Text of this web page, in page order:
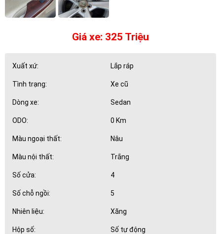
Giá xe: 325 Triệu
Xuất xứ: Lắp ráp
Tình trạng: Xe cũ
Dòng xe: Sedan
ODO: 0 Km
Màu ngoại thất: Nâu
Màu nội thất: Trắng
Số cửa: 4
Số chỗ ngồi: 5
Nhiên liệu: Xăng
Hộp số: Số tự động